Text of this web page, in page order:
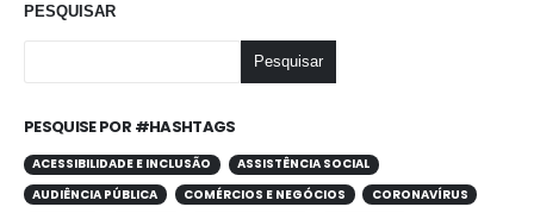
PESQUISAR
Pesquisar
PESQUISE POR #HASHTAGS
ACESSIBILIDADE E INCLUSÃO
ASSISTÊNCIA SOCIAL
AUDIÊNCIA PÚBLICA
COMÉRCIOS E NEGÓCIOS
CORONAVÍRUS